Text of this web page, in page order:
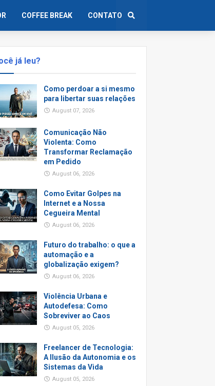
COFFEE BREAK CONTATO
já leu?
Como perdoar a si mesmo
para libertar suas relações
August 07, 2026
Comunicação Não
Violenta: Como
Transformar Reclamação
em Pedido
August 06, 2026
Como Evitar Golpes na
Internet e a Nossa
Cegueira Mental
August 06, 2026
Futuro do trabalho: o que a
automação e a
globalização exigem?
August 06, 2026
Violência Urbana e
Autodefesa: Como
Sobreviver ao Caos
August 05, 2026
Freelancer de Tecnologia:
A Ilusão da Autonomia e os
Sistemas da Vida
August 05, 2026